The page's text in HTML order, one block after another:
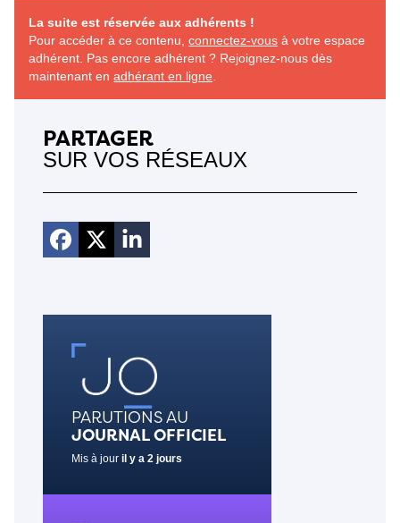
La suite est réservée aux adhérents !
Pour accéder à ce contenu, connectez-vous à votre espace
adhérent. Pas encore adhérent ? Rejoignez-nous dès
maintenant en adhérant en ligne
PARTAGER
SUR VOS RÉSEAUX
PARUTIONS AU
JOURNAL OFFICIEL
Mis à jour il y a 2 jours